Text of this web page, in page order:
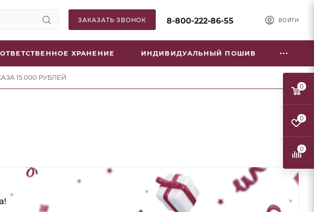
ЗАКАЗАТЬ ЗВОНОК ВОЙТИ
8-800-222-86-55
ОТВЕТСТВЕННОЕ ХРАНЕНИЕ ИНДИВИДУАЛЬНЫЙ ПОШИВ
15 000 РУБЛЕЙ
0
0
0